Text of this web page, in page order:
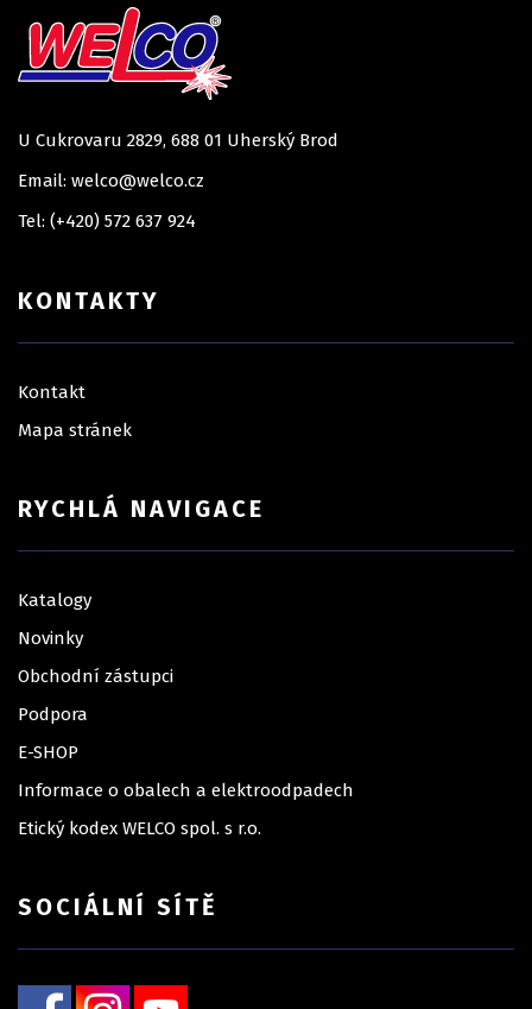
U Cukrovaru 2829, 688 01 Uherský Brod
Email: welco@welco.cz
Tel: (+420) 572 637 924
KONTAKTY
Kontakt
Mapa stránek
RYCHLÁ NAVIGACE
Katalogy
Novinky
Obchodní zástupci
Podpora
E-SHOP
Informace o obalech a elektroodpadech
Etický kodex WELCO spol. s r.o.
SOCIÁLNÍ SÍTĚ